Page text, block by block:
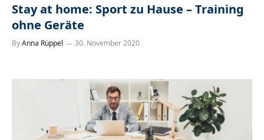
Stay at home: Sport zu Hause – Training
ohne Geräte
ByAnna Rüppel 30. November 2020